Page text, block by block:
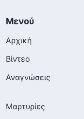
Μενού
Αρχική
Βίντεο
Αναγνώσεις
Μαρτυρίες